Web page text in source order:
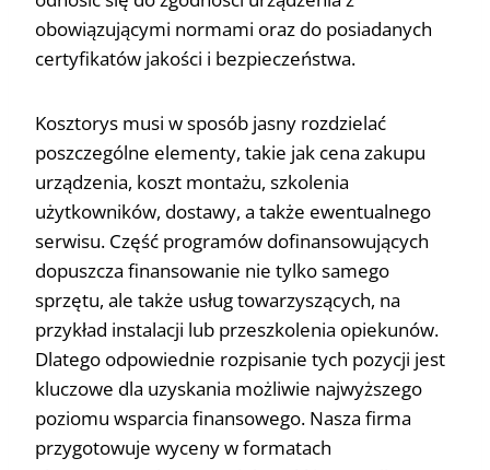
obowiązującymi normami oraz do posiadanych
certyfikatów jakości i bezpieczeństwa.
Kosztorys musi w sposób jasny rozdzielać
poszczególne elementy, takie jak cena zakupu
urządzenia, koszt montażu, szkolenia
użytkowników, dostawy, a także ewentualnego
serwisu. Część programów dofinansowujących
dopuszcza finansowanie nie tylko samego
sprzętu, ale także usług towarzyszących, na
przykład instalacji lub przeszkolenia opiekunów.
Dlatego odpowiednie rozpisanie tych pozycji jest
kluczowe dla uzyskania możliwie najwyższego
poziomu wsparcia finansowego. Nasza firma
przygotowuje wyceny w formatach